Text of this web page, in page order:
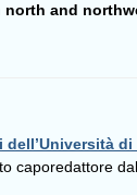
and
di
caporedattore